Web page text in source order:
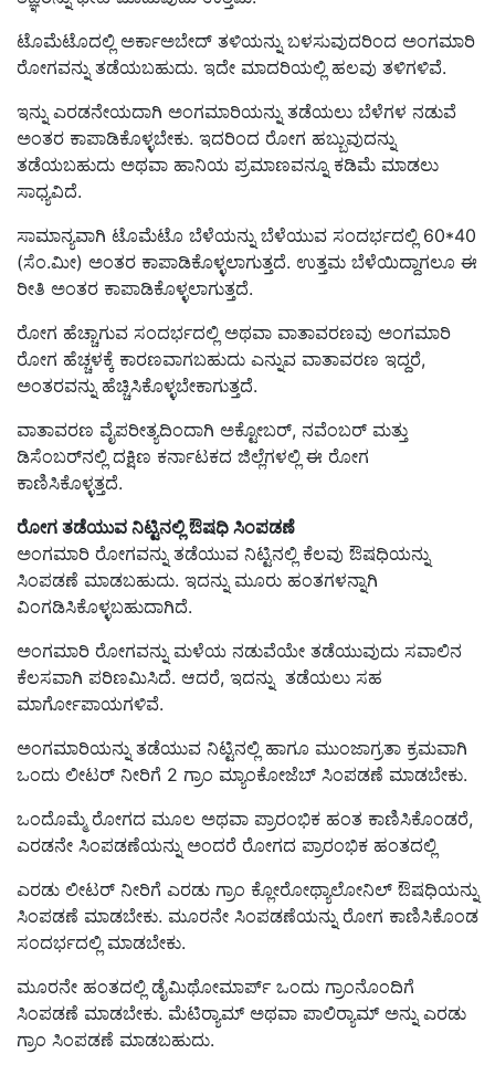
ಟೊಮೆಟೊದಲ್ಲಿ ಅರ್ಕಾಅಬೇದ್‌ ತಳಿಯನ್ನು ಬಳಸುವುದರಿಂದ ಅಂಗಮಾರಿ
ರೋಗವನ್ನು ತಡೆಯಬಹುದು. ಇದೇ ಮಾದರಿಯಲ್ಲಿ ಹಲವು ತಳಿಗಳಿವೆ.
ಇನ್ನು ಎರಡನೇಯದಾಗಿ ಅಂಗಮಾರಿಯನ್ನು ತಡೆಯಲು ಬೆಳೆಗಳ ನಡುವೆ
ಅಂತರ ಕಾಪಾಡಿಕೊಳ್ಳಬೇಕು. ಇದರಿಂದ ರೋಗ ಹಬ್ಬುವುದನ್ನು
ತಡೆಯಬಹುದು ಅಥವಾ ಹಾನಿಯ ಪ್ರಮಾಣವನ್ನೂ ಕಡಿಮೆ ಮಾಡಲು
ಸಾಧ್ಯವಿದೆ.
ಸಾಮಾನ್ಯವಾಗಿ ಟೊಮೆಟೊ ಬೆಳೆಯನ್ನು ಬೆಳೆಯುವ ಸಂದರ್ಭದಲ್ಲಿ 60*40
(ಸೆಂ.ಮೀ) ಅಂತರ ಕಾಪಾಡಿಕೊಳ್ಳಲಾಗುತ್ತದೆ. ಉತ್ತಮ ಬೆಳೆಯಿದ್ದಾಗಲೂ ಈ
ರೀತಿ ಅಂತರ ಕಾಪಾಡಿಕೊಳ್ಳಲಾಗುತ್ತದೆ.
ರೋಗ ಹೆಚ್ಚಾಗುವ ಸಂದರ್ಭದಲ್ಲಿ ಅಥವಾ ವಾತಾವರಣವು ಅಂಗಮಾರಿ
ರೋಗ ಹೆಚ್ಚಳಕ್ಕೆ ಕಾರಣವಾಗಬಹುದು ಎನ್ನುವ ವಾತಾವರಣ ಇದ್ದರೆ,
ಅಂತರವನ್ನು ಹೆಚ್ಚಿಸಿಕೊಳ್ಳಬೇಕಾಗುತ್ತದೆ.
ವಾತಾವರಣ ವೈಪರೀತ್ಯದಿಂದಾಗಿ ಅಕ್ಟೋಬರ್‌, ನವೆಂಬರ್‌ ಮತ್ತು
ಡಿಸೆಂಬರ್‌ನಲ್ಲಿ ದಕ್ಷಿಣ ಕರ್ನಾಟಕದ ಜಿಲ್ಲೆಗಳಲ್ಲಿ ಈ ರೋಗ
ಕಾಣಿಸಿಕೊಳ್ಳತ್ತದೆ.
ರೋಗ ತಡೆಯುವ ನಿಟ್ಟಿನಲ್ಲಿ ಔಷಧಿ ಸಿಂಪಡಣೆ
ಅಂಗಮಾರಿ ರೋಗವನ್ನು ತಡೆಯುವ ನಿಟ್ಟಿನಲ್ಲಿ ಕೆಲವು ಔಷಧಿಯನ್ನು
ಸಿಂಪಡಣೆ ಮಾಡಬಹುದು. ಇದನ್ನು ಮೂರು ಹಂತಗಳನ್ನಾಗಿ
ವಿಂಗಡಿಸಿಕೊಳ್ಳಬಹುದಾಗಿದೆ.
ಅಂಗಮಾರಿ ರೋಗವನ್ನು ಮಳೆಯ ನಡುವೆಯೇ ತಡೆಯುವುದು ಸವಾಲಿನ
ಕೆಲಸವಾಗಿ ಪರಿಣಮಿಸಿದೆ. ಆದರೆ, ಇದನ್ನು ತಡೆಯಲು ಸಹ
ಮಾರ್ಗೋಪಾಯಗಳಿವೆ.
ಅಂಗಮಾರಿಯನ್ನು ತಡೆಯುವ ನಿಟ್ಟಿನಲ್ಲಿ ಹಾಗೂ ಮುಂಜಾಗ್ರತಾ ಕ್ರಮವಾಗಿ
ಒಂದು ಲೀಟರ್‌ ನೀರಿಗೆ 2 ಗ್ರಾಂ ಮ್ಯಾಂಕೋಜೆಬ್‌ ಸಿಂಪಡಣೆ ಮಾಡಬೇಕು.
ಒಂದೊಮ್ಮೆ ರೋಗದ ಮೂಲ ಅಥವಾ ಪ್ರಾರಂಭಿಕ ಹಂತ ಕಾಣಿಸಿಕೊಂಡರೆ,
ಎರಡನೇ ಸಿಂಪಡಣೆಯನ್ನು ಅಂದರೆ ರೋಗದ ಪ್ರಾರಂಭಿಕ ಹಂತದಲ್ಲಿ
ಎರಡು ಲೀಟರ್‌ ನೀರಿಗೆ ಎರಡು ಗ್ರಾಂ ಕ್ಲೋರೋಥ್ಯಾಲೋನಿಲ್‌ ಔಷಧಿಯನ್ನು
ಸಿಂಪಡಣೆ ಮಾಡಬೇಕು. ಮೂರನೇ ಸಿಂಪಡಣೆಯನ್ನು ರೋಗ ಕಾಣಿಸಿಕೊಂಡ
ಸಂದರ್ಭದಲ್ಲಿ ಮಾಡಬೇಕು.
ಮೂರನೇ ಹಂತದಲ್ಲಿ ಡೈಮಿಥೋಮಾರ್ಪ್‌ ಒಂದು ಗ್ರಾಂನೊಂದಿಗೆ
ಸಿಂಪಡಣೆ ಮಾಡಬೇಕು. ಮೆಟಿರ್‍ಯಾಮ್‌ ಅಥವಾ ಪಾಲಿರ್‍ಯಾಮ್‌ ಅನ್ನು ಎರಡು
ಗ್ರಾಂ ಸಿಂಪಡಣೆ ಮಾಡಬಹುದು.